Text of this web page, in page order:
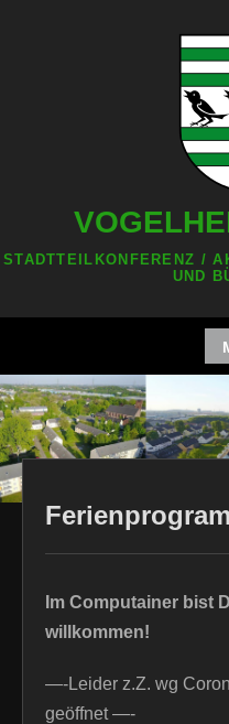
STADTTEILKONFERENZ /
UND
Zum
Inhalt
springen
Im Computainer bist
willkommen!
—-Leider z.Z. wg
geöffnet —-